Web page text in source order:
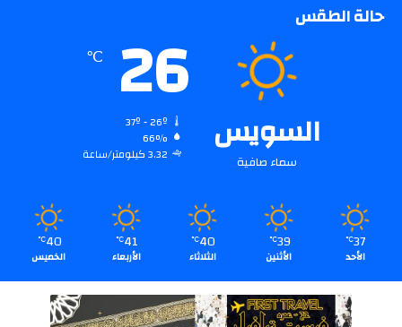
حالة الطقس
السويس
سماء صافية
26
℃
66%
3.32 كيلومتر/ساعة
37
℃
الأحد
39
℃
الأثنين
40
℃
الثلاثاء
41
℃
الأربعاء
40
℃
الخميس